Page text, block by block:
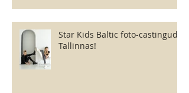
Star Kids Baltic foto-castingud
Tallinnas!